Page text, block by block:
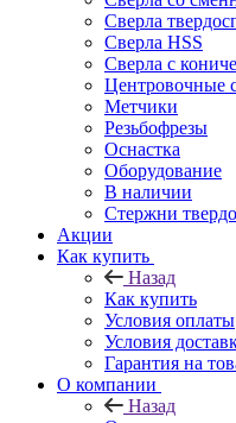
Сверла
Сверла HSS
Сверла с
Центровочные
Метчики
Резьбофрезы
Оснастка
Оборудование
В наличии
Стержни
Акции
Как купить
Назад
Как купить
Условия оплаты
Условия
Гарантия на
О компании
Назад